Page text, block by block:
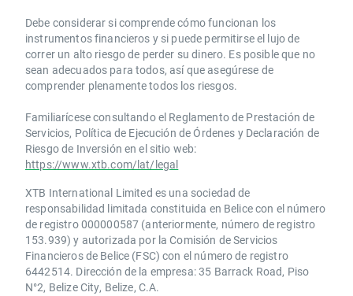
Debe considerar si comprende cómo funcionan los
instrumentos financieros y si puede permitirse el lujo de
correr un alto riesgo de perder su dinero. Es posible que no
sean adecuados para todos, así que asegúrese de
comprender plenamente todos los riesgos.
Familiarícese consultando el Reglamento de Prestación de
Servicios, Política de Ejecución de Órdenes y Declaración de
Riesgo de Inversión en el sitio web:
https://www.xtb.com/lat/legal
XTB International Limited es una sociedad de
responsabilidad limitada constituida en Belice con el número
de registro 000000587 (anteriormente, número de registro
153.939) y autorizada por la Comisión de Servicios
Financieros de Belice (FSC) con el número de registro
6442514. Dirección de la empresa: 35 Barrack Road, Piso
N°2, Belize City, Belize, C.A.